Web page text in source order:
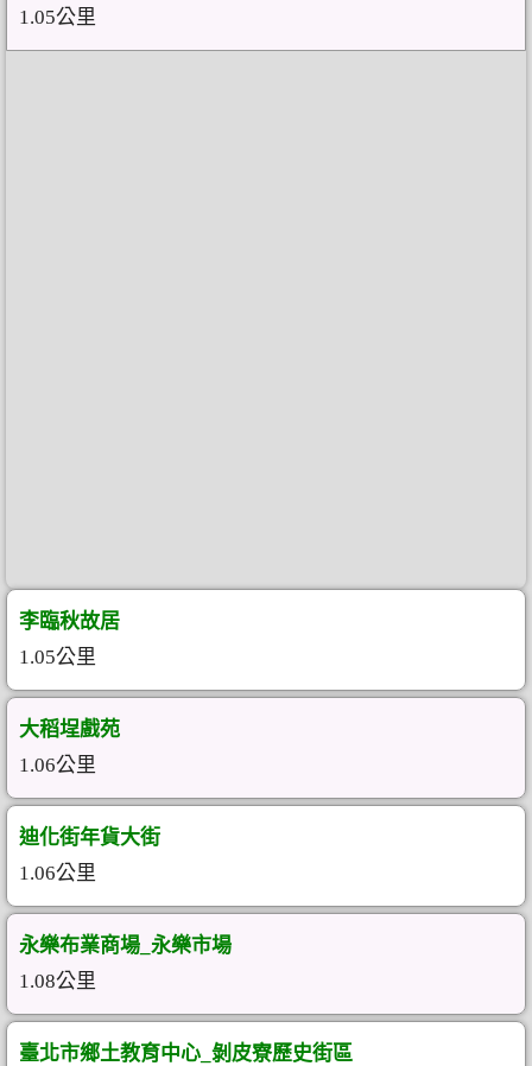
1.05公里
李臨秋故居
1.05公里
大稻埕戲苑
1.06公里
迪化街年貨大街
1.06公里
永樂布業商場_永樂市場
1.08公里
臺北市鄉土教育中心_剝皮寮歷史街區